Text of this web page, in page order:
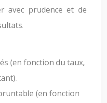
avec prudence et de
(en fonction du taux,
(en fonction